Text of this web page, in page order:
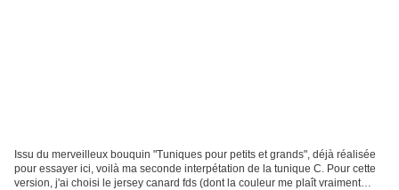
Issu du merveilleux bouquin "Tuniques pour petits et grands", déjà réalisée
pour essayer ici, voilà ma seconde interpétation de la tunique C. Pour cette
version, j'ai choisi le jersey canard fds (dont la couleur me plaît vraiment